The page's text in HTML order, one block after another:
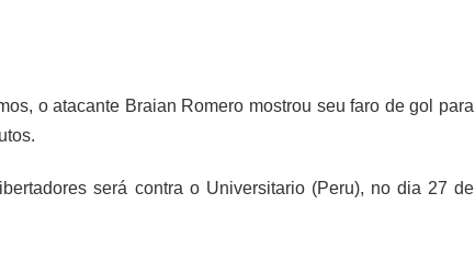
o atacante Braian Romero mostrou seu faro de gol para
será contra o Universitario (Peru), no dia 27 de